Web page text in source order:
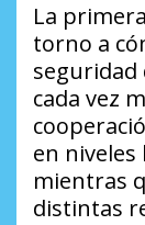
La
torno a
cada vez
en
mientras
distintas